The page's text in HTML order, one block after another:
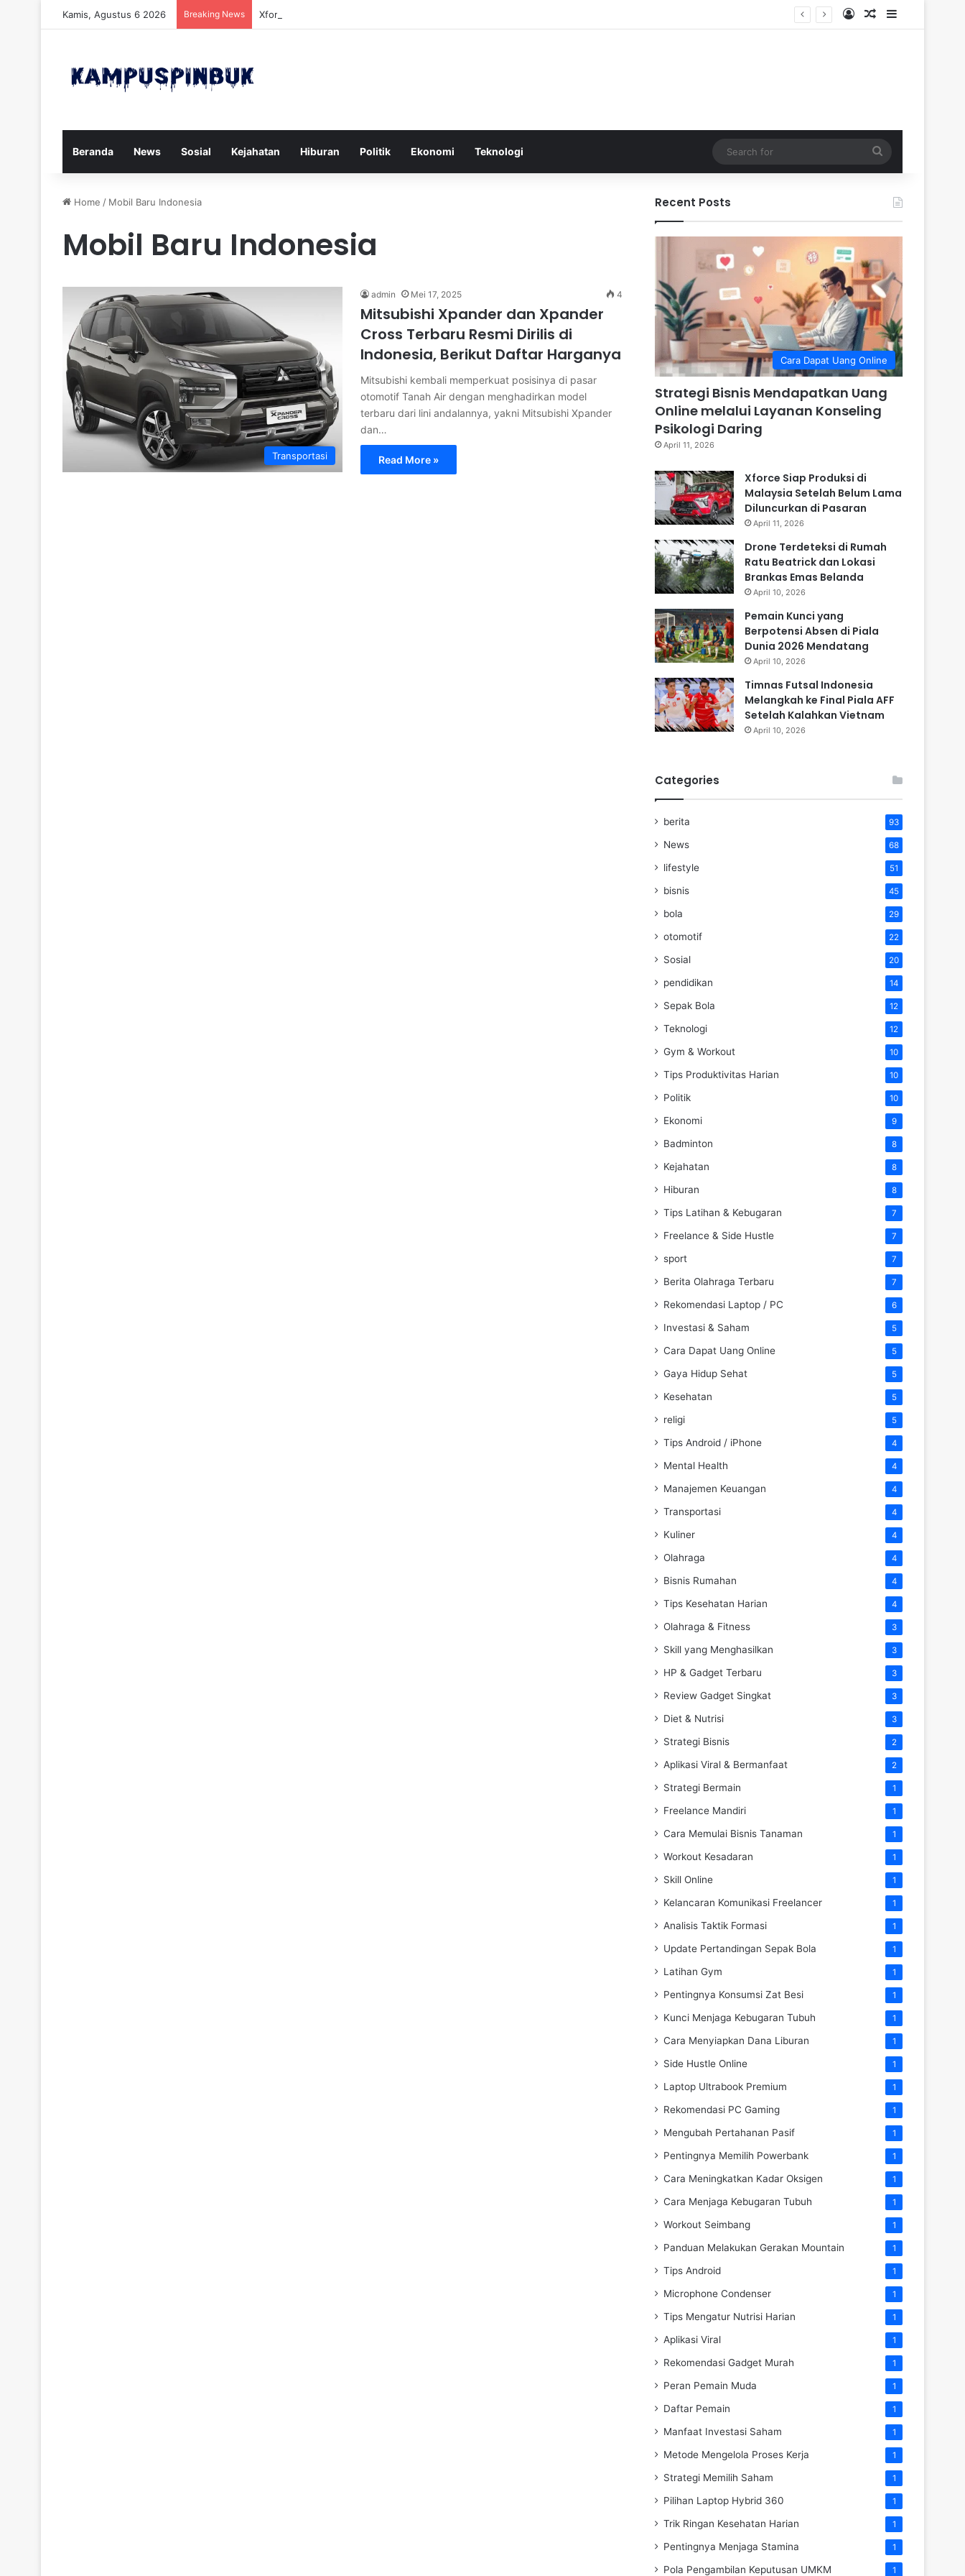
Kamis, Agustus 6 2026 Breaking News Xforce Siap Produksi di Malaysia Setelah Belum Lama Diluncurkan di Pasaran Log InRandom Article
Sidebar
Beranda News Sosial Kejahatan Hiburan Politik Ekonomi Teknologi
for
Home / Mobil Baru Indonesia
Mobil Baru Indonesia
Transportasi
admin Mei 17, 2025 4
Mitsubishi Xpander dan Xpander
Cross Terbaru Resmi Dirilis di
Indonesia, Berikut Daftar Harganya
Mitsubishi kembali memperkuat posisinya di pasar
otomotif Tanah Air dengan menghadirkan model
terbaru dari lini andalannya, yakni Mitsubishi Xpander
dan…
Read More »
Recent Posts
Cara Dapat Uang Online
Strategi Bisnis Mendapatkan Uang
Online melalui Layanan Konseling
Psikologi Daring
April 11, 2026
Xforce Siap Produksi di
Malaysia Setelah Belum Lama
Diluncurkan di Pasaran
April 11, 2026
Drone Terdeteksi di Rumah
Ratu Beatrick dan Lokasi
Brankas Emas Belanda
April 10, 2026
Pemain Kunci yang
Berpotensi Absen di Piala
Dunia 2026 Mendatang
April 10, 2026
Timnas Futsal Indonesia
Melangkah ke Final Piala AFF
Setelah Kalahkan Vietnam
April 10, 2026
Categories
berita 93
News 68
lifestyle 51
bisnis 45
bola 29
otomotif 22
Sosial 20
pendidikan 14
Sepak Bola 12
Teknologi 12
Gym & Workout 10
Tips Produktivitas Harian 10
Politik 10
Ekonomi 9
Badminton 8
Kejahatan 8
Hiburan 8
Tips Latihan & Kebugaran 7
Freelance & Side Hustle 7
sport 7
Berita Olahraga Terbaru 7
Rekomendasi Laptop / PC 6
Investasi & Saham 5
Cara Dapat Uang Online 5
Gaya Hidup Sehat 5
Kesehatan 5
religi 5
Tips Android / iPhone 4
Mental Health 4
Manajemen Keuangan 4
Transportasi 4
Kuliner 4
Olahraga 4
Bisnis Rumahan 4
Tips Kesehatan Harian 4
Olahraga & Fitness 3
Skill yang Menghasilkan 3
HP & Gadget Terbaru 3
Review Gadget Singkat 3
Diet & Nutrisi 3
Strategi Bisnis 2
Aplikasi Viral & Bermanfaat 2
Strategi Bermain 1
Freelance Mandiri 1
Cara Memulai Bisnis Tanaman 1
Workout Kesadaran 1
Skill Online 1
Kelancaran Komunikasi Freelancer 1
Analisis Taktik Formasi 1
Update Pertandingan Sepak Bola 1
Latihan Gym 1
Pentingnya Konsumsi Zat Besi 1
Kunci Menjaga Kebugaran Tubuh 1
Cara Menyiapkan Dana Liburan 1
Side Hustle Online 1
Laptop Ultrabook Premium 1
Rekomendasi PC Gaming 1
Mengubah Pertahanan Pasif 1
Pentingnya Memilih Powerbank 1
Cara Meningkatkan Kadar Oksigen 1
Cara Menjaga Kebugaran Tubuh 1
Workout Seimbang 1
Panduan Melakukan Gerakan Mountain 1
Tips Android 1
Microphone Condenser 1
Tips Mengatur Nutrisi Harian 1
Aplikasi Viral 1
Rekomendasi Gadget Murah 1
Peran Pemain Muda 1
Daftar Pemain 1
Manfaat Investasi Saham 1
Metode Mengelola Proses Kerja 1
Strategi Memilih Saham 1
Pilihan Laptop Hybrid 360 1
Trik Ringan Kesehatan Harian 1
Pentingnya Menjaga Stamina 1
Pola Pengambilan Keputusan UMKM 1